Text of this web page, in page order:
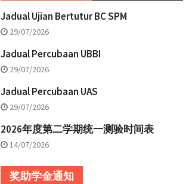
Jadual Ujian Bertutur BC SPM
29/07/2026
Jadual Percubaan UBBI
29/07/2026
Jadual Percubaan UAS
29/07/2026
2026年度第二学期统一测验时间表
14/07/2026
奖助学金通知